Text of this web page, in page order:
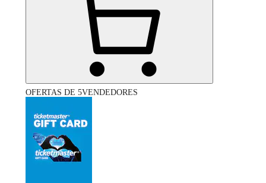
OFERTAS DE 5VENDEDORES